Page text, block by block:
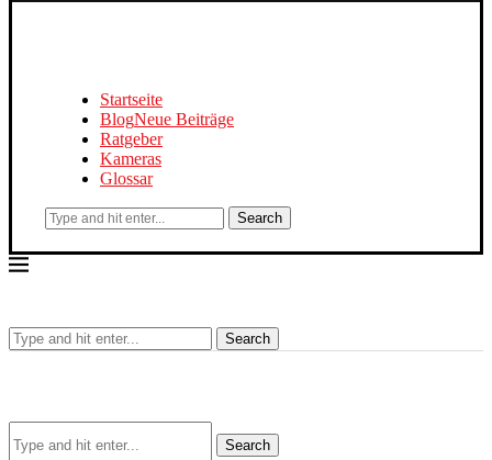
Startseite
BlogNeue Beiträge
Ratgeber
Kameras
Glossar
Search
Search
Search